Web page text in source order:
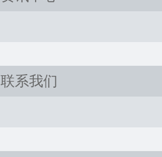
联系我们